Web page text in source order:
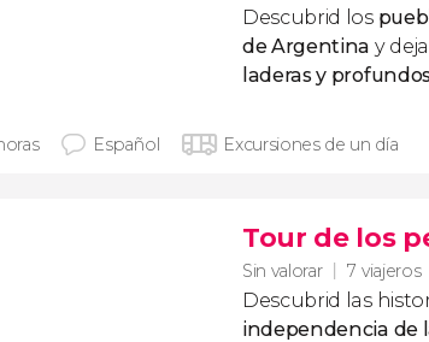
Descubrid los
de Argentina y
laderas y
Español Excursiones de un día
Tour de los
Sin valorar 7 viajeros
Descubrid las
independencia de